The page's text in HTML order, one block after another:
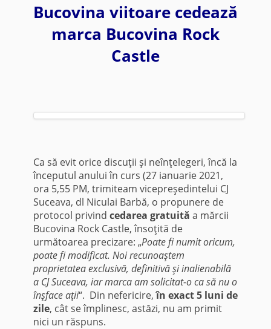
Bucovina viitoare cedează
marca Bucovina Rock
Castle
Ca să evit orice discuţii şi neînţelegeri, încă la
începutul anului în curs (27 ianuarie 2021,
ora 5,55 PM, trimiteam vicepreşedintelui CJ
Suceava, dl Niculai Barbă, o propunere de
protocol privind cedarea gratuită a mărcii
Bucovina Rock Castle, însoţită de
următoarea precizare: „Poate fi numit oricum,
poate fi modificat. Noi recunoaştem
proprietatea exclusivă, definitivă şi inalienabilă
a CJ Suceava, iar marca am solicitat-o ca să nu o
înşface aţii“. Din nefericire,în exact 5 luni de
zile, cât se împlinesc, astăzi, nu am primit
nici un răspuns.